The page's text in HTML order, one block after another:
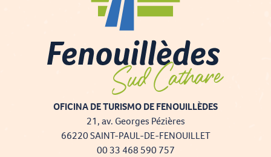
OFICINA DE TURISMO DE FENOUILLÈDES
21, av. Georges Pézières
66220 SAINT-PAUL-DE-FENOUILLET
00 33 468 590 757